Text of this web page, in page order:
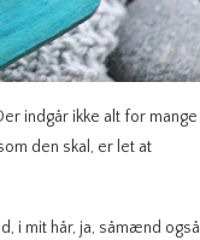
indgår ikke alt for mange
den skal, er let at
i mit hår, ja, såmænd også